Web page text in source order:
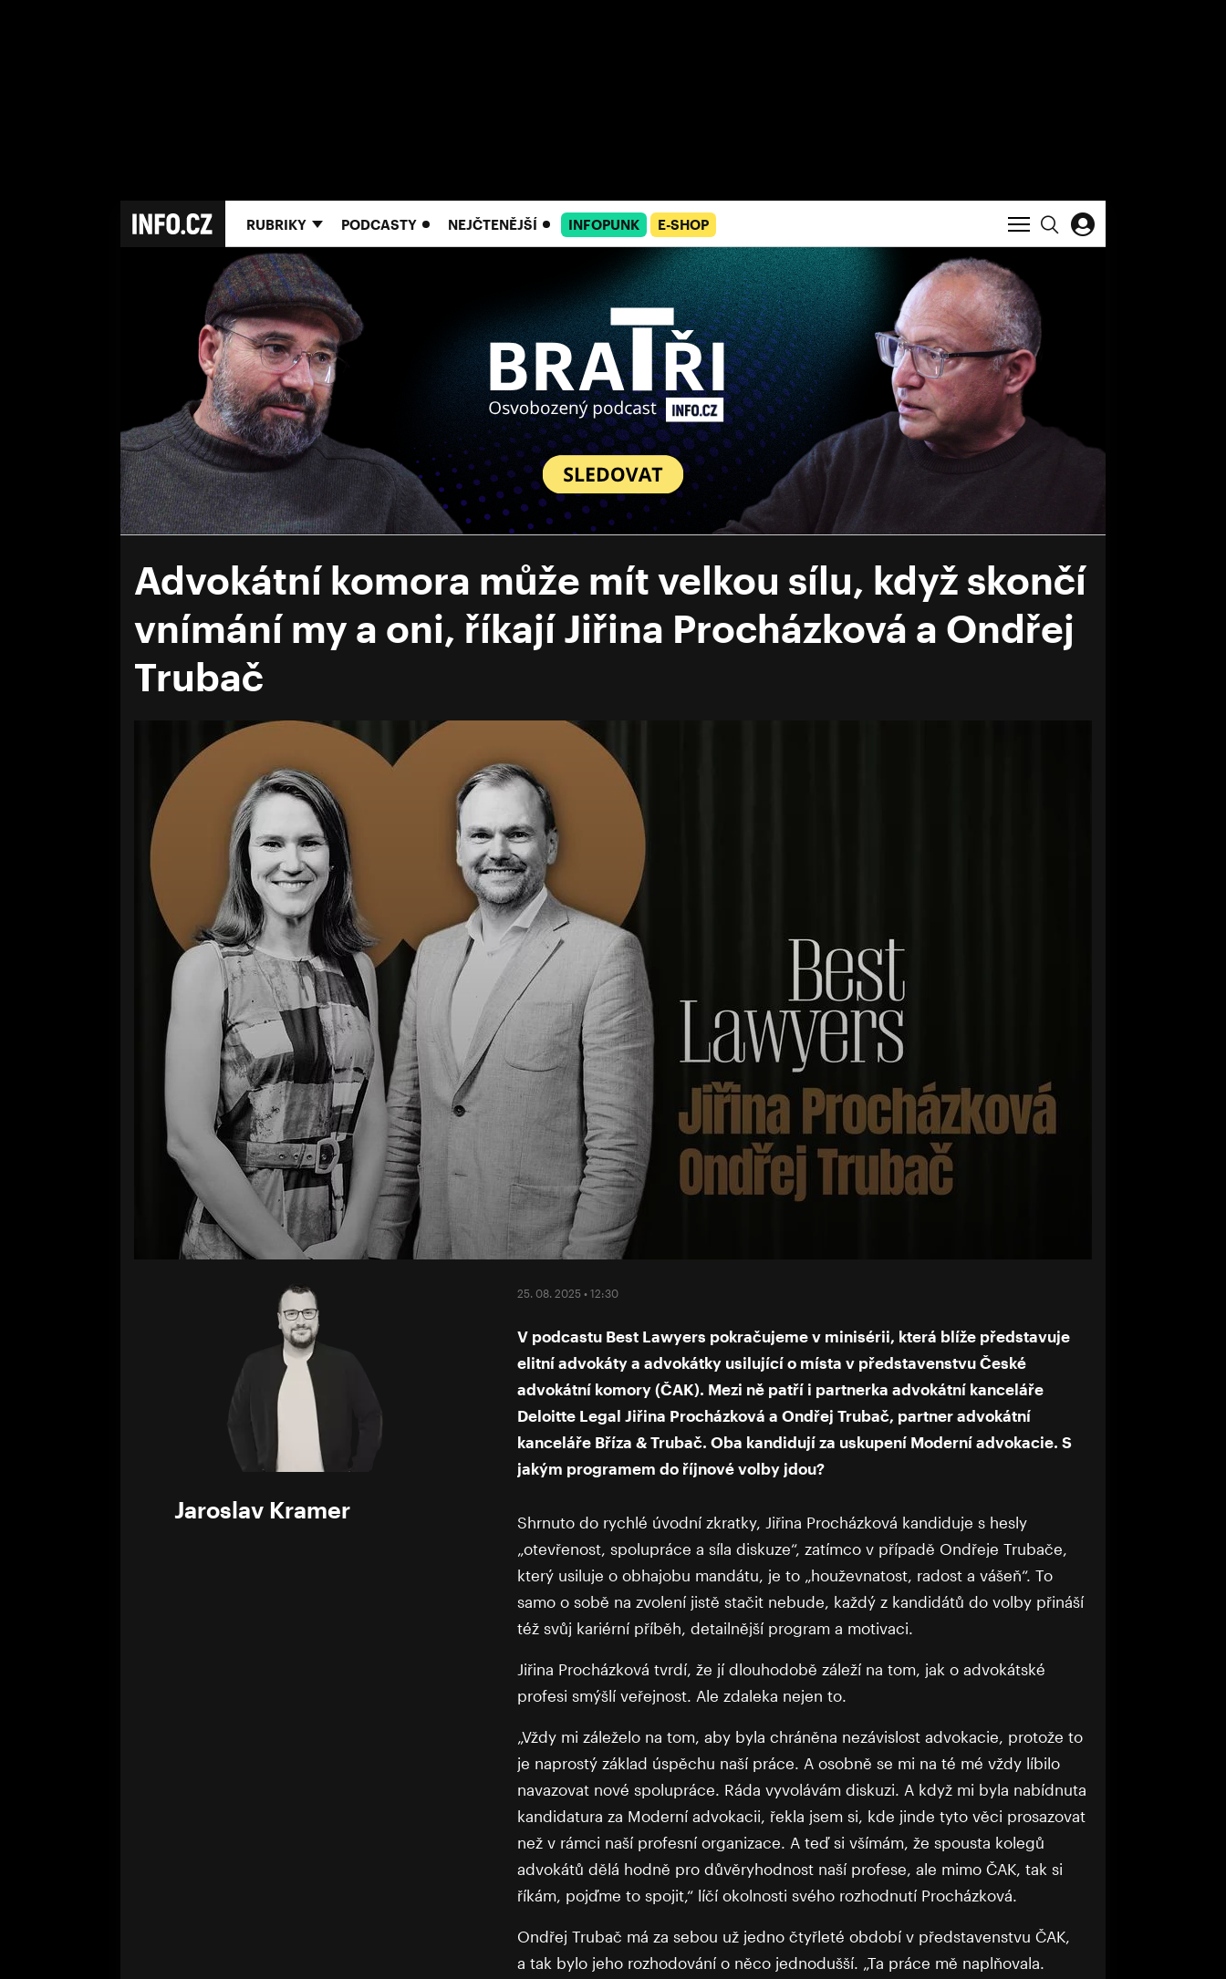
RUBRIKY PODCASTY NEJČTENĚJŠÍ INFOPUNK E-SHOP
Advokátní komora může mít velkou sílu, když skončí
vnímání my a oni, říkají Jiřina Procházková a Ondřej
Trubač
Jaroslav Kramer
25. 08. 2025 • 12:30
V podcastu Best Lawyers pokračujeme v minisérii, která blíže představuje
elitní advokáty a advokátky usilující o místa v představenstvu České
advokátní komory (ČAK). Mezi ně patří i partnerka advokátní kanceláře
Deloitte Legal Jiřina Procházková a Ondřej Trubač, partner advokátní
kanceláře Bříza & Trubač. Oba kandidují za uskupení Moderní advokacie. S
jakým programem do říjnové volby jdou?
Shrnuto do rychlé úvodní zkratky, Jiřina Procházková kandiduje s hesly
„otevřenost, spolupráce a síla diskuze“, zatímco v případě Ondřeje Trubače,
který usiluje o obhajobu mandátu, je to „houževnatost, radost a vášeň“. To
samo o sobě na zvolení jistě stačit nebude, každý z kandidátů do volby přináší
též svůj kariérní příběh, detailnější program a motivaci.
Jiřina Procházková tvrdí, že jí dlouhodobě záleží na tom, jak o advokátské
profesi smýšlí veřejnost. Ale zdaleka nejen to.
„Vždy mi záleželo na tom, aby byla chráněna nezávislost advokacie, protože to
je naprostý základ úspěchu naší práce. A osobně se mi na té mé vždy líbilo
navazovat nové spolupráce. Ráda vyvolávám diskuzi. A když mi byla nabídnuta
kandidatura za Moderní advokacii, řekla jsem si, kde jinde tyto věci prosazovat
než v rámci naší profesní organizace. A teď si všímám, že spousta kolegů
advokátů dělá hodně pro důvěryhodnost naší profese, ale mimo ČAK, tak si
říkám, pojďme to spojit,“ líčí okolnosti svého rozhodnutí Procházková.
Ondřej Trubač má za sebou už jedno čtyřleté období v představenstvu ČAK,
a tak bylo jeho rozhodování o něco jednodušší. „Ta práce mě naplňovala.